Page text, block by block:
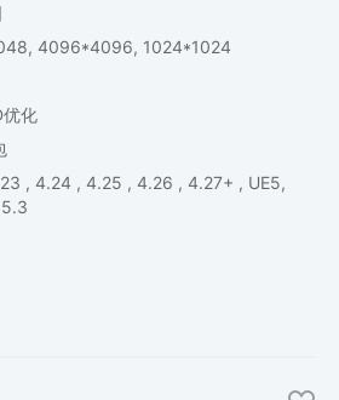
4096*4096, 1024*1024
化
, 4.24 , 4.25 , 4.26 , 4.27+ , UE5,